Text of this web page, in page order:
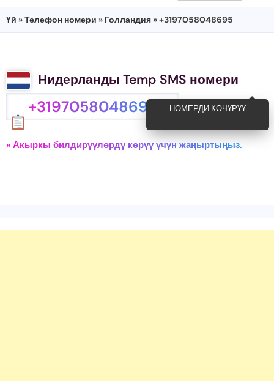
Үй »Телефон номери » Голландия » +3197058048695
Нидерланды Temp SMS номери
+3197058048695 НОМЕРДИ КӨЧҮРҮҮ
» Акыркы билдирүүлөрдү көрүү үчүн жаңыртыңыз.